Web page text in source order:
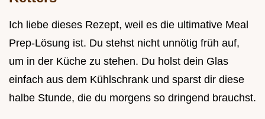
Ich liebe dieses Rezept, weil es die ultimative Meal
Prep-Lösung ist. Du stehst nicht unnötig früh auf,
um in der Küche zu stehen. Du holst dein Glas
einfach aus dem Kühlschrank und sparst dir diese
halbe Stunde, die du morgens so dringend brauchst.